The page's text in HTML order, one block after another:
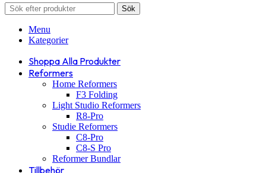
Sök
Menu
Kategorier
Shoppa Alla Produkter
Reformers
Home Reformers
F3 Folding
Light Studio Reformers
R8-Pro
Studie Reformers
C8-Pro
C8-S Pro
Reformer Bundlar
Tillbehör